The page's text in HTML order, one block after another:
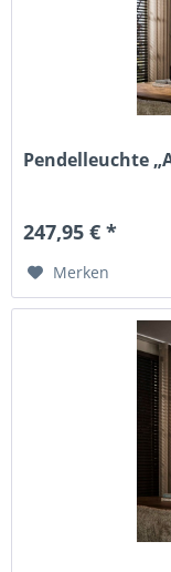
Pendelleuchte
247,95 € *
Merken